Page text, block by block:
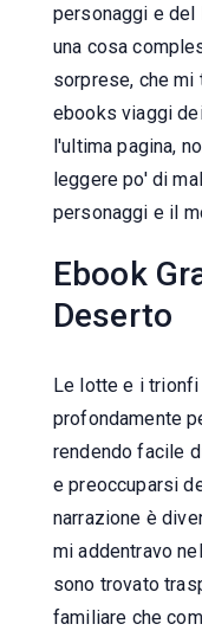
personaggi e del
una cosa
sorprese, che mi
ebooks viaggi
l'ultima pagina,
leggere po' di
personaggi e il
Ebook
Deserto
Le lotte e i
profondamente
rendendo facile
e preoccuparsi
narrazione è
mi addentravo
sono trovato
familiare che